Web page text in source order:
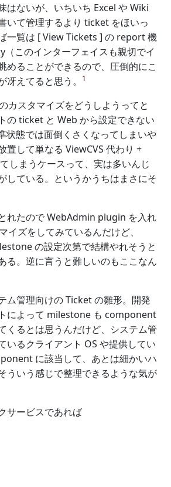
はないが、いちいち Excel や Wiki
いて管理するより ticket をほいっ
一覧は [ View Tickets ] の report 機
このインターフェイスも親切でイ
めることができるので、圧倒的にこ
冴えてると思う。
1
カスタマイズをどうしようってと
の ticket と Web から設定できない
状態では面倒くさくなってしまいや
置して単なる ViewCVS 代わり +
しまうケースって、実は多いんじ
している。というかうちはまさにそ
れたので WebAdmin plugin を入れ
イズをしてみているんだけど、
の設定次第で結構やれそうと
る。逆に言うと難しいのもここなん
ム管理向けの Ticket の雛形。開発
によって milestone も component
くるとは思うんだけど、システム管
いるクライアント OS や提供してい
に該当して、あとは細かいハ
ういう感じで整理できるような気が
サービスであれば